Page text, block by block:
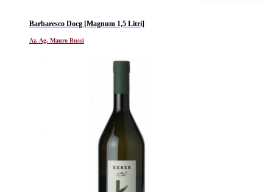
Barbaresco Docg [Magnum 1,5 Litri]
Az. Ag. Mauro Bussi